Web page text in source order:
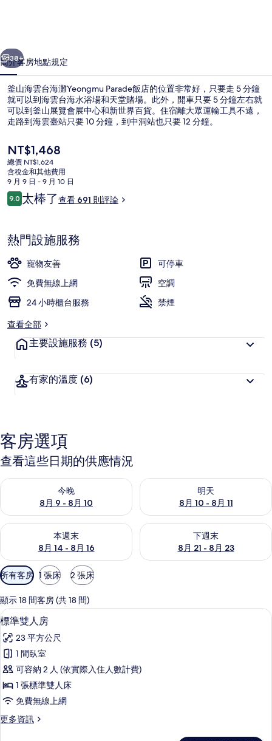
Yeongmu
Parade
飯
店
的
相
片
集
個 下一個
38+
簡介客房地點規定
釜山海雲台海灘Yeongmu Parade飯店的位置非常好，只要走 5 分鐘
就可以到海雲台海水浴場和天堂賭場。此外，開車只要 5 分鐘左右就
可以到釜山展覽會展中心和新世界百貨。住宿離大眾運輸工具不遠，
走路到海雲臺站只要 10 分鐘，到中洞站也只要 12 分鐘。
目
前
的
價
格
是
NT$1,468
總價 NT$1,624
含稅金和其他費用
9 月 9 日 - 9 月 10 日
評
論
9.09.0 分，滿分 10 分，
太棒了查看 691 則評論
熱門設施服務
寵物友善
可停車
免費無線上網
空調
24 小時櫃台服務
禁煙
查看全部
主要設施服務 (5)
有家的溫度 (6)
客房選項
查看這些日期的供應情況
今晚
8月 9 - 8月 10
查看今晚 (8月 9 - 8月 10) 的供應情況
明天
8月 10 - 8月 11
查看明天 (8月 10 - 8月 11) 的
本週末
8月 14 - 8月 16
查看本週末 (8月 14 - 8月 16) 的供應情況
下週末
8月 21 - 8月 23
查看下週末 (8月 21 - 8月 23)
可
用
的
客
房
篩
選
條
所有客房 1 張床 2 張床
顯示 18 間客房 (共 18 間)
顯
示
標
準
雙
人
的
隔音、免費無線上網、獨特裝潢、布置
1
標準雙人房
23 平方公尺
1 間臥室
可容納 2 人 (依實際入住人數計費)
1 張標準雙人床
免費無線上網
更多資訊
更